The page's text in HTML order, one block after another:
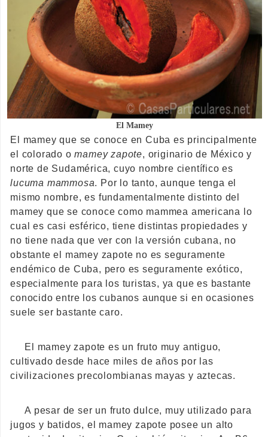
El Mamey
El mamey que se conoce en Cuba es principalmente
el colorado omamey zapote, originario de México y
norte de Sudamérica, cuyo nombre científico es
lucuma mammosa. Por lo tanto, aunque tenga el
mismo nombre, es fundamentalmente distinto del
mamey que se conoce como mammea americana lo
cual es casi esférico, tiene distintas propiedades y
no tiene nada que ver con la versión cubana, no
obstante el mamey zapote no es seguramente
endémico de Cuba, pero es seguramente exótico,
especialmente para los turistas, ya que es bastante
conocido entre los cubanos aunque si en ocasiones
suele ser bastante caro.
El mamey zapote es un fruto muy antiguo,
cultivado desde hace miles de años por las
civilizaciones precolombianas mayas y aztecas.
A pesar de ser un fruto dulce, muy utilizado para
jugos y batidos, el mamey zapote posee un alto